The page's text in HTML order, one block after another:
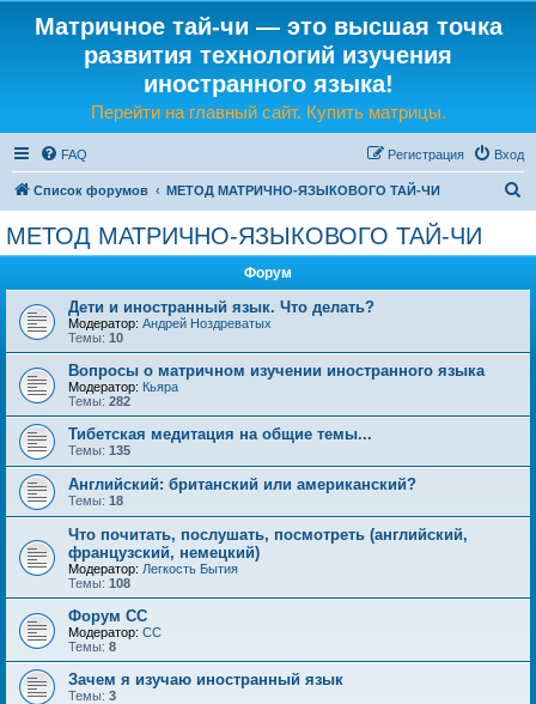
Матричное тай-чи — это высшая точка
развития технологий изучения
иностранного языка!
Перейти на главный сайт. Купить матрицы.
FAQ Вход
Регистрация
Список форумов МЕТОД МАТРИЧНО-ЯЗЫКОВОГО ТАЙ-ЧИ
МЕТОД МАТРИЧНО-ЯЗЫКОВОГО ТАЙ-ЧИ
Форум
Дети и иностранный язык. Что делать?
Модератор: Андрей Ноздреватых
Темы: 10
Вопросы о матричном изучении иностранного языка
Модератор: Кьяра
Темы: 282
Тибетская медитация на общие темы...
Темы: 135
Английский: британский или американский?
Темы: 18
Что почитать, послушать, посмотреть (английский,
французский, немецкий)
Модератор: Легкость Бытия
Темы: 108
Форум СС
Модератор: CC
Темы: 8
Зачем я изучаю иностранный язык
Темы: 3